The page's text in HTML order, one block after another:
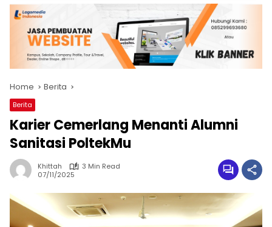
Home Berita
Berita
Karier Cemerlang Menanti Alumni
Sanitasi PoltekMu
Khittah
3 Min Read
07/11/2025